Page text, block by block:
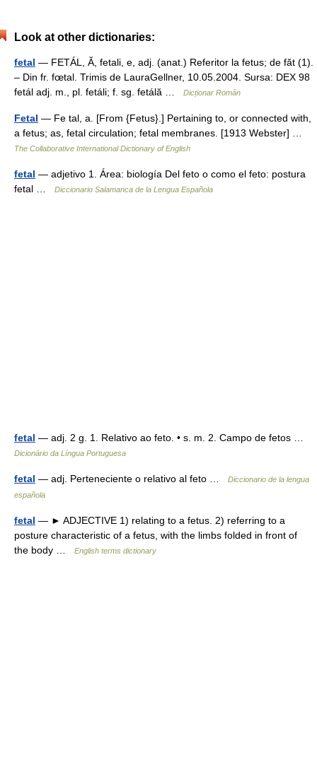
Look at other dictionaries:
fetal — FETÁL, Ă, fetali, e, adj. (anat.) Referitor la fetus; de făt (1).
– Din fr. fœtal. Trimis de LauraGellner, 10.05.2004. Sursa: DEX 98
fetál adj. m., pl. fetáli; f. sg. fetálă …
Dicționar Român
Fetal — Fe tal, a. [From {Fetus}.] Pertaining to, or connected with,
a fetus; as, fetal circulation; fetal membranes. [1913 Webster] …
The Collaborative International Dictionary of English
fetal — adjetivo 1. Área: biología Del feto o como el feto: postura
fetal …
Diccionario Salamanca de la Lengua Española
fetal — adj. 2 g. 1. Relativo ao feto. • s. m. 2. Campo de fetos …
Dicionário da Língua Portuguesa
fetal — adj. Perteneciente o relativo al feto …
Diccionario de la lengua
española
fetal — ► ADJECTIVE 1) relating to a fetus. 2) referring to a
posture characteristic of a fetus, with the limbs folded in front of
the body …
English terms dictionary